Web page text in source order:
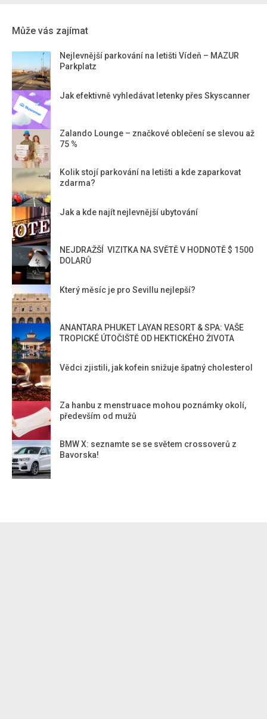
Může vás zajímat
Nejlevnější parkování na letišti Vídeň – MAZUR
Parkplatz
Jak efektivně vyhledávat letenky přes Skyscanner
Zalando Lounge – značkové oblečení se slevou až
75 %
Kolik stojí parkování na letišti a kde zaparkovat
zdarma?
Jak a kde najít nejlevnější ubytování
NEJDRAŽŠÍ VIZITKA NA SVĚTĚ V HODNOTĚ $ 1500
DOLARŮ
Který měsíc je pro Sevillu nejlepší?
ANANTARA PHUKET LAYAN RESORT & SPA: VAŠE
TROPICKÉ ÚTOČIŠTĚ OD HEKTICKÉHO ŽIVOTA
Vědci zjistili, jak kofein snižuje špatný cholesterol
Za hanbu z menstruace mohou poznámky okolí,
především od mužů
BMW X: seznamte se se světem crossoverů z
Bavorska!